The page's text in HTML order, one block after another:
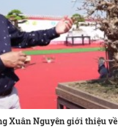
Xuân Nguyên giới thiệu